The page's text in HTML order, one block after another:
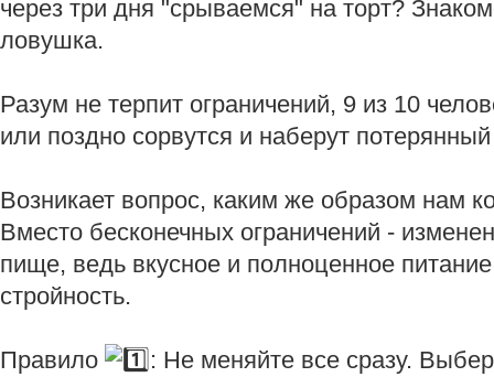
через три дня "срываемся" на торт?
ловушка.
Разум не терпит ограничений, 9 из 10
или поздно сорвутся и наберут
Возникает вопрос, каким же образом нам
Вместо бесконечных ограничений -
пище, ведь вкусное и полноценное
стройность.
Правило
: Не меняйте все сразу.